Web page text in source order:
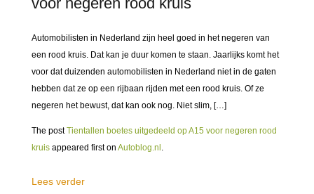
Automobilisten in Nederland zijn heel goed in het negeren van
een rood kruis. Dat kan je duur komen te staan. Jaarlijks komt het
voor dat duizenden automobilisten in Nederland niet in de gaten
hebben dat ze op een rijbaan rijden met een rood kruis. Of ze
negeren het bewust, dat kan ook nog. Niet slim, […]
The postTientallen boetes uitgedeeld op A15 voor negeren rood
kruis appeared first on Autoblog.nl .
Lees verder